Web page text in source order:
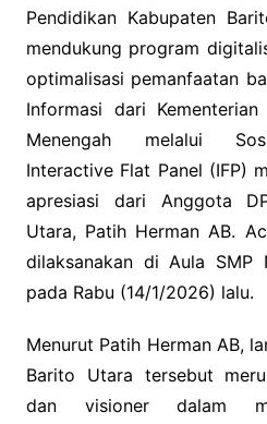
Pendidikan Kabupaten
mendukung program
optimalisasi pemanfaatan
Informasi dari
Menengah melalui
Interactive Flat Panel (IFP)
apresiasi dari Anggota
Utara, Patih Herman AB.
dilaksanakan di Aula SMP
pada Rabu (14/1/2026) lalu.
Menurut Patih Herman AB,
Barito Utara tersebut
dan visioner dalam